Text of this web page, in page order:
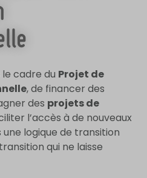
cadre du Projet de
, de financer des
des projets de
l’accès à de nouveaux
une logique de transition
qui ne laisse